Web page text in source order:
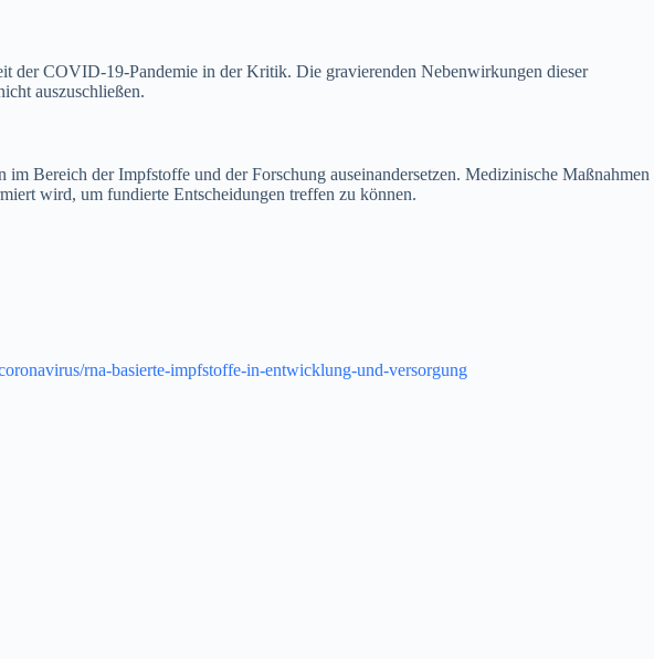
der COVID-19-Pandemie in der Kritik. Die gravierenden Nebenwirkungen dieser
auszuschließen.
Bereich der Impfstoffe und der Forschung auseinandersetzen. Medizinische Maßnahmen
wird, um fundierte Entscheidungen treffen zu können.
rna-basierte-impfstoffe-in-entwicklung-und-versorgung